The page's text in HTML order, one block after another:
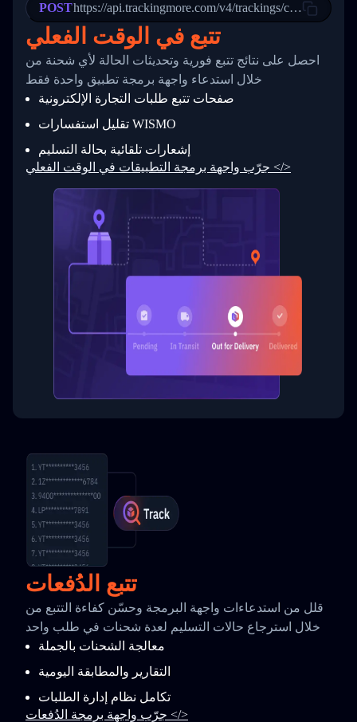
23
24
25
27
28
29
30
31
33
34
"Details": "Departed Facility
          },
          {
            "Date": "2017-03-06 15:28:00",
"StatusDescription": "Shipment
"Details": "BEIJING-
          }
        ]
      }
  }
}
POSThttps://api.trackingmore.com/v4/trackings/create
تتبع في الوقت الفعلي
احصل على نتائج تتبع فورية وتحديثات الحالة لأي شحنة من
خلال استدعاء واجهة برمجة تطبيق واحدة فقط
صفحات تتبع طلبات التجارة الإلكترونية
تقليل استفسارات WISMO
إشعارات تلقائية بحالة التسليم
جرّب واجهة برمجة التطبيقات في الوقت الفعلي </>
تتبع الدُفعات
قلل من استدعاءات واجهة البرمجة وحسّن كفاءة التتبع من
خلال استرجاع حالات التسليم لعدة شحنات في طلب واحد
معالجة الشحنات بالجملة
التقارير والمطابقة اليومية
تكامل نظام إدارة الطلبات
جرّب واجهة برمجة الدُفعات </>